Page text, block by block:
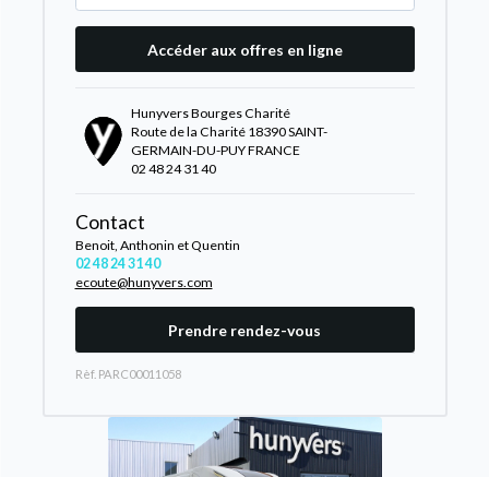
Accéder aux offres en ligne
Hunyvers Bourges Charité
Route de la Charité 18390 SAINT-
GERMAIN-DU-PUY FRANCE
02 48 24 31 40
Contact
Benoit, Anthonin et Quentin
02 48 24 31 40
ecoute@hunyvers.com
Prendre rendez-vous
Rèf. PARC00011058